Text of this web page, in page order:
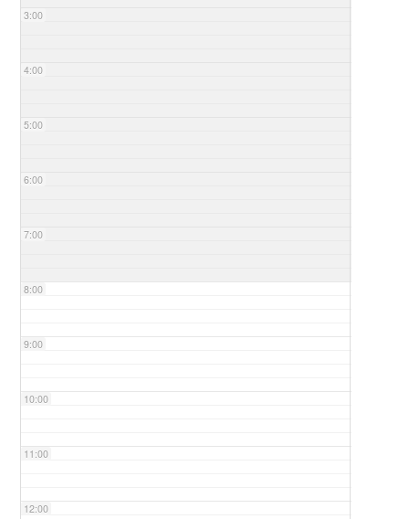
3:00
4:00
5:00
6:00
7:00
8:00
9:00
10:00
11:00
12:00